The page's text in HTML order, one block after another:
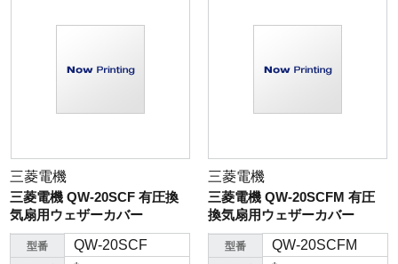
三菱電機
三菱電機 QW-20SCF 有圧換
気扇用ウェザーカバー
型番 QW-20SCF
三菱電機
三菱電機 QW-20SCFM 有圧
換気扇用ウェザーカバー
型番 QW-20SCFM